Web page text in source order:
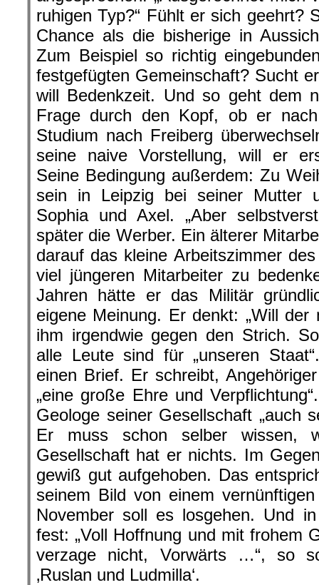
ruhigen Typ?“ Fühlt er sich geehrt?
Chance als die bisherige in
Zum Beispiel so richtig
festgefügten Gemeinschaft? Sucht
will Bedenkzeit. Und so geht dem
Frage durch den Kopf, ob er
Studium nach Freiberg
seine naive Vorstellung, will er
Seine Bedingung außerdem: Zu
sein in Leipzig bei seiner Mutter
Sophia und Axel. „Aber
später die Werber. Ein älterer
darauf das kleine Arbeitszimmer
viel jüngeren Mitarbeiter zu
Jahren hätte er das Militär
eigene Meinung. Er denkt: „Will der
ihm irgendwie gegen den Strich.
alle Leute sind für „unseren
einen Brief. Er schreibt,
„eine große Ehre und
Geologe seiner Gesellschaft „auch
Er muss schon selber wissen,
Gesellschaft hat er nichts. Im
gewiß gut aufgehoben. Das
seinem Bild von einem
November soll es losgehen. Und
fest: „Voll Hoffnung und mit frohem
verzage nicht, Vorwärts …“, so
‚Ruslan und Ludmilla‘.